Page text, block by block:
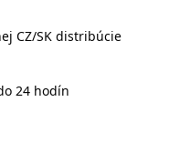
CZ/SK distribúcie
24 hodín